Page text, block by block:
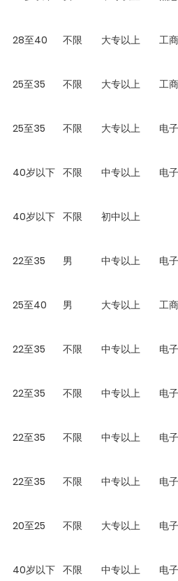
28至40 不限 大专以上 工
25至35 不限 大专以上 工
25至35 不限 大专以上 电
40岁以下 不限 中专以上 电
40岁以下 不限 初中以上
22至35 男 中专以上 电
25至40 男 大专以上 工
22至35 不限 中专以上 电
22至35 不限 中专以上 电
22至35 不限 中专以上 电
22至35 不限 中专以上 电
20至25 不限 大专以上 电
40岁以下 不限 中专以上 电